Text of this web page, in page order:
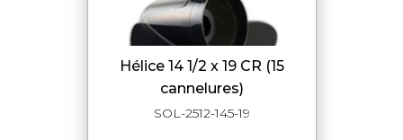
hélice 14 1/2 x 19 CR (15
cannelures)
SOL-2512-145-19